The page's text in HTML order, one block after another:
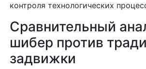
контроля технологических
Сравнительный
шибер против
задвижки